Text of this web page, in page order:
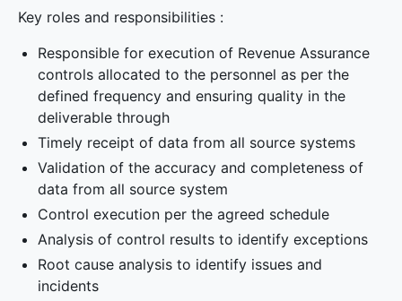
Key roles and responsibilities :
Responsible for execution of Revenue Assurance
controls allocated to the personnel as per the
defined frequency and ensuring quality in the
deliverable through
Timely receipt of data from all source systems
Validation of the accuracy and completeness of
data from all source system
Control execution per the agreed schedule
Analysis of control results to identify exceptions
Root cause analysis to identify issues and
incidents